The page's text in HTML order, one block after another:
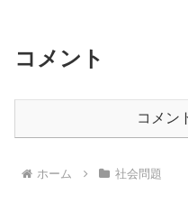
コメント
コメン
ホーム 社会問題